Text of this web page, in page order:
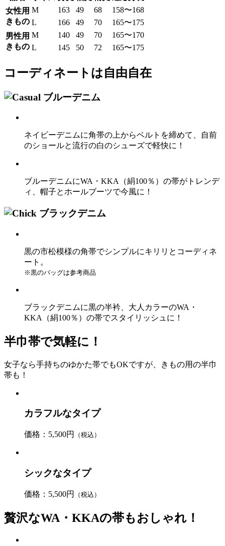
女性用
きもの
M 163 49 68
158〜168
L
166 49 70
165〜175
男性用
きもの
M 140 49 70
165〜170
L
145 50 72 165〜175
コーディネートは自由自在
ネイビーデニムに角帯の上からベルトを締めて、自前
のショールと流行の白のシューズで軽快に！
ブルーデニムにWA・KKA（絹100％）の帯がトレンデ
ィ、帽子とホールブーツで今風に！
黒の市松模様の角帯でシンプルにキリリとコーディネ
ート。
※黒のバッグは参考商品
ブラックデニムに黒の半衿、大人カラーのWA・
KKA（絹100％）の帯でスタイリッシュに！
半巾帯で気軽に！
女子なら手持ちのゆかた帯でもOKですが、きもの用の半巾
帯も！
カラフルなタイプ
価格：5,500円 （税込）
シックなタイプ
価格：5,500円 （税込）
贅沢なWA・KKAの帯もおしゃれ！